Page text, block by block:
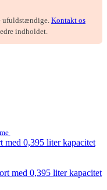
ufuldstændige. Kontakt os
indholdet.
med 0,395 liter kapacitet